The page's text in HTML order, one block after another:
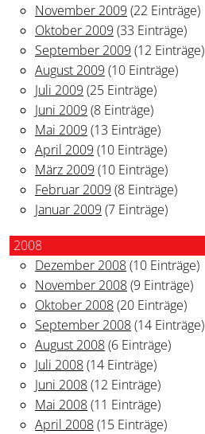
November 2009 (22 Einträge)
Oktober 2009 (33 Einträge)
September 2009 (12 Einträge)
August 2009 (10 Einträge)
Juli 2009 (25 Einträge)
Juni 2009 (8 Einträge)
Mai 2009 (13 Einträge)
April 2009 (10 Einträge)
März 2009 (10 Einträge)
Februar 2009 (8 Einträge)
Januar 2009 (7 Einträge)
2008
Dezember 2008(10 Einträge)
November 2008(9 Einträge)
Oktober 2008(20 Einträge)
September 2008(14 Einträge)
August 2008(6 Einträge)
Juli 2008(14 Einträge)
Juni 2008(12 Einträge)
Mai 2008(11 Einträge)
April 2008(15 Einträge)